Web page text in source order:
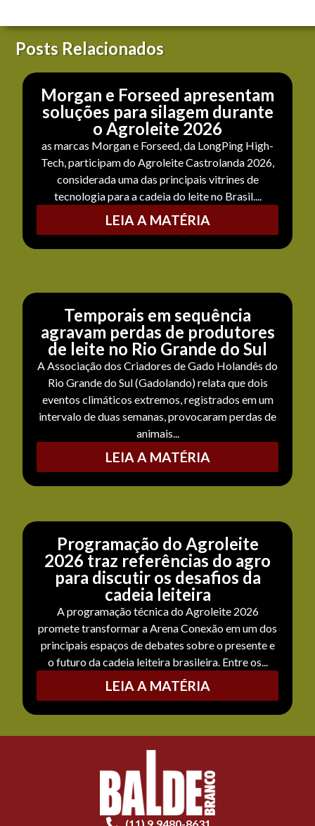
Posts Relacionados
Morgan e Forseed apresentam
soluções para silagem durante
o Agroleite 2026
as marcas Morgan e Forseed, da LongPing High-
Tech, participam do Agroleite Castrolanda 2026,
considerada uma das principais vitrines de
tecnologia para a cadeia do leite no Brasil....
LEIA A MATÉRIA
Temporais em sequência
agravam perdas de produtores
de leite no Rio Grande do Sul
A Associação dos Criadores de Gado Holandês do
Rio Grande do Sul (Gadolando) relata que dois
eventos climáticos extremos, registrados em um
intervalo de duas semanas, provocaram perdas de
animais...
LEIA A MATÉRIA
Programação do Agroleite
2026 traz referências do agro
para discutir os desafios da
cadeia leiteira
A programação técnica do Agroleite 2026
promete transformar a Arena Conexão em um dos
principais espaços de debates sobre o presente e
o futuro da cadeia leiteira brasileira. Entre os...
LEIA A MATÉRIA